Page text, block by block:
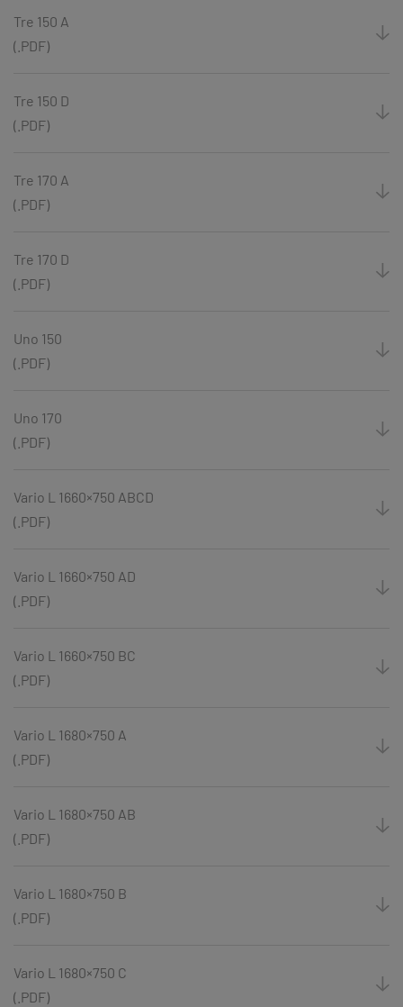
Tre 150 A
(.PDF)
Tre 150 D
(.PDF)
Tre 170 A
(.PDF)
Tre 170 D
(.PDF)
Uno 150
(.PDF)
Uno 170
(.PDF)
Vario L 1660×750 ABCD
(.PDF)
Vario L 1660×750 AD
(.PDF)
Vario L 1660×750 BC
(.PDF)
Vario L 1680×750 A
(.PDF)
Vario L 1680×750 AB
(.PDF)
Vario L 1680×750 B
(.PDF)
Vario L 1680×750 C
(.PDF)